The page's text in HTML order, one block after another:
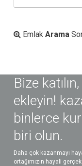
Emlak Arama
Bize
ekleyin!
binlerce
biri olun.
Daha çok kazanmayı
ortağımızın hayali